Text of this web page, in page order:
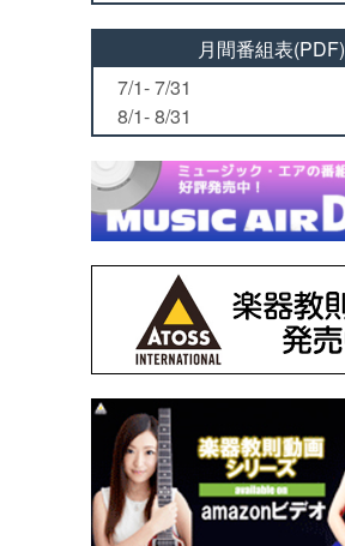
月間番組表(PDF)
7/1- 7/31
8/1- 8/31